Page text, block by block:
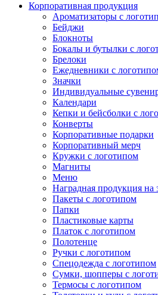
Корпоративная продукция
Ароматизаторы с
Бейджи
Блокноты
Бокалы и бутылки с
Брелоки
Ежедневники с
Значки
Индивидуальные
Календари
Кепки и бейсболки с
Конверты
Корпоративные подарки
Корпоративный мерч
Кружки с логотипом
Магниты
Меню
Наградная продукция на
Пакеты с логотипом
Папки
Пластиковые карты
Платок с логотипом
Полотенце
Ручки с логотипом
Спецодежда с логотипом
Сумки, шопперы с
Термосы с логотипом